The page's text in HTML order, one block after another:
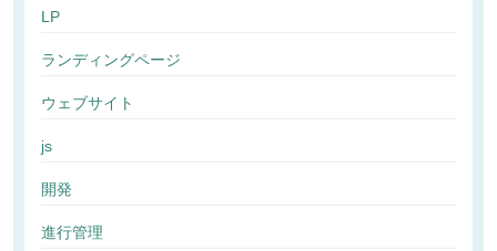
LP
ランディングページ
ウェブサイト
js
開発
進行管理